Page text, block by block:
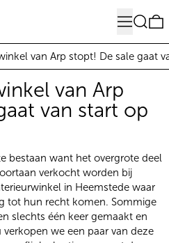
MenuZoeken
van Arp stopt! De sale gaat
van Arp
van start op
bestaan want het overgrote deel
verkocht worden bij
in Heemstede waar
tot hun recht komen. Sommige
slechts één keer gemaakt en
we een paar van deze